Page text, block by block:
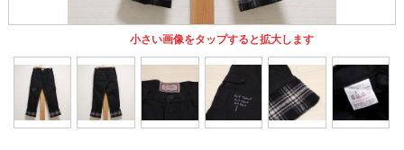
小さい画像をタップすると拡大します